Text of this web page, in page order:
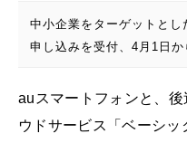
中小企業をターゲットと
申し込みを受付、4月1日
auスマートフォンと、
ウドサービス「ベーシ